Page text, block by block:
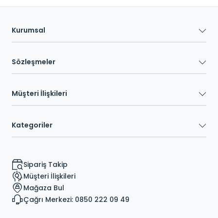
Kurumsal
Sözleşmeler
Müşteri İlişkileri
Kategoriler
Sipariş Takip
Müşteri İlişkileri
Mağaza Bul
Çağrı Merkezi: 0850 222 09 49